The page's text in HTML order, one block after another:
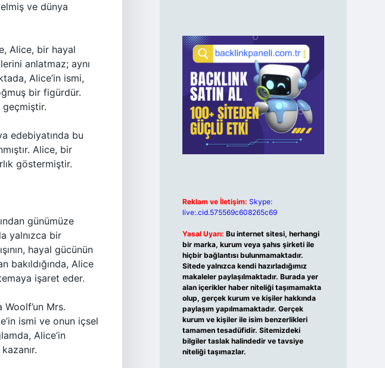
ve dünya
Alice, bir hayal
anlatmaz; aynı
Alice’in ismi,
bir figürdür.
geçmiştir.
edebiyatında bu
Alice, bir
göstermiştir.
günümüze
yalnızca bir
hayal gücünün
bakıldığında, Alice
işaret eder.
Mrs.
ismi ve onun içsel
Alice’in
Reklam ve İletişim: Skype:
live:.cid.575569c608265c69
Yasal Uyarı: Bu internet sitesi, herhangi
bir marka, kurum veya şahıs şirketi ile
hiçbir bağlantısı bulunmamaktadır.
Sitede yalnızca kendi hazırladığımız
makaleler paylaşılmaktadır. Burada yer
alan içerikler haber niteliği taşımamakta
olup, gerçek kurum ve kişiler hakkında
paylaşım yapılmamaktadır. Gerçek
kurum ve kişiler ile isim benzerlikleri
tamamen tesadüfidir. Sitemizdeki
bilgiler taslak halindedir ve tavsiye
niteliği taşımazlar.